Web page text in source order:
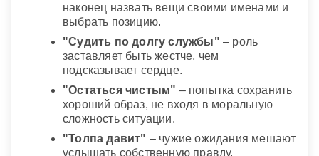
наконец назвать вещи своими именами и
выбрать позицию.
"Судить по долгу службы" – роль
заставляет быть жестче, чем
подсказывает сердце.
"Остаться чистым" – попытка сохранить
хороший образ, не входя в моральную
сложность ситуации.
"Толпа давит" – чужие ожидания мешают
услышать собственную правду.